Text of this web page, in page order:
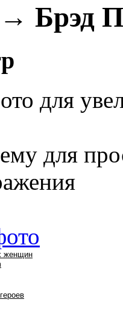
→ Брэд
для
для